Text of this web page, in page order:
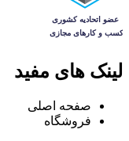
لینک های مفید
صفحه اصلی
فروشگاه